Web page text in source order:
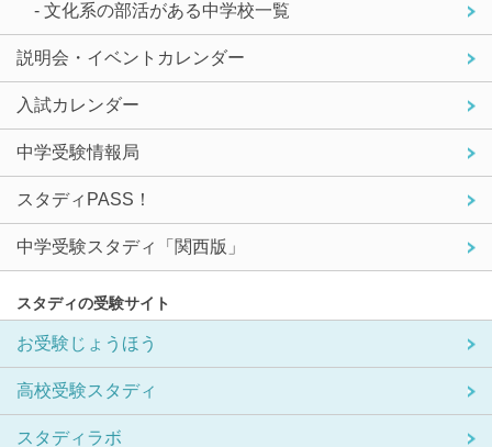
- 文化系の部活がある中学校一覧
説明会・イベントカレンダー
入試カレンダー
中学受験情報局
スタディPASS！
中学受験スタディ「関西版」
スタディの受験サイト
お受験じょうほう
高校受験スタディ
スタディラボ